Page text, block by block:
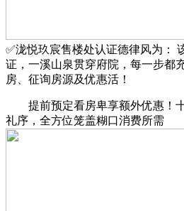
✅泷悦玖宸售楼处认证德律风为：
证，一溪山泉贯穿府院，每一步都
房、征询房源及优惠活！
提前预定看房卑享额外优惠！
礼序，全方位笼盖糊口消费所需